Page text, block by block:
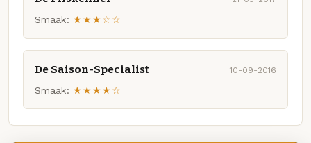
Smaak: ★★★☆☆
De Saison-Specialist 10-09-2016
Smaak: ★★★★☆